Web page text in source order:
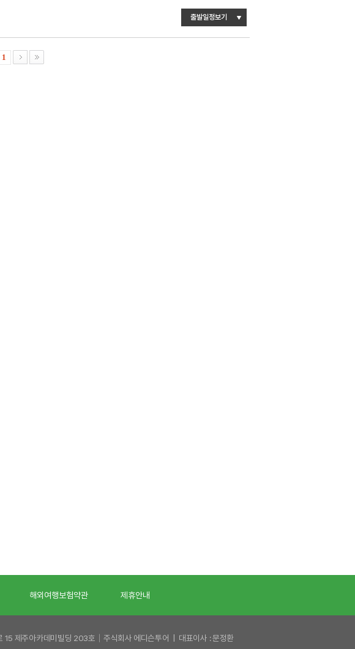
출발일정보기
1
해외여행보험약관 제휴안내
제주아카데미빌딩 203호│주식회사 에디슨투어 | 대표이사 : 문정환